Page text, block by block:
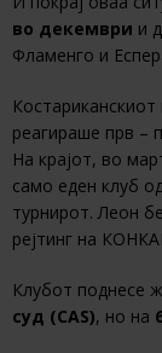
во декември и
Фламенго и
реагираше прв –
На крајот, во
само еден клуб
турнирот. Леон
рејтинг на
Клубот поднесе
суд (CAS), но на